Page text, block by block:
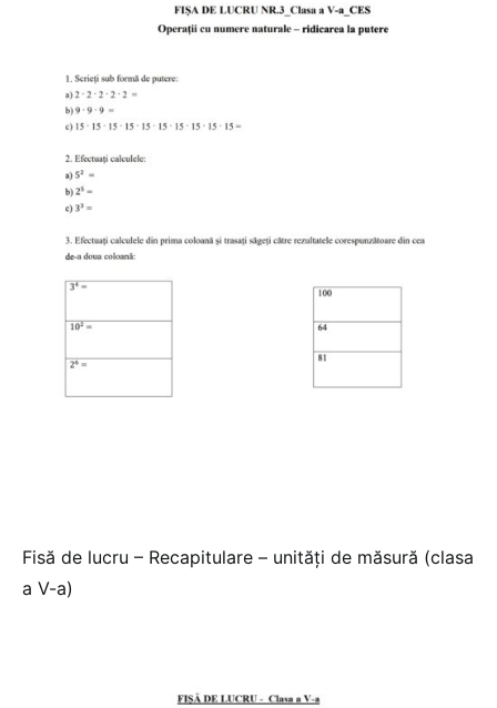
Fisă de lucru – Recapitulare – unități de măsură (clasa
a V-a)